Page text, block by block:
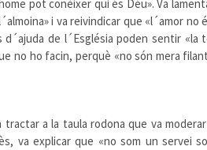
pot conèixer qui és Déu». Va
i va reivindicar que «l´amor no
de l´Església poden sentir
no ho facin, perquè «no són mera
a la taula rodona que va
va explicar que «no som un servei